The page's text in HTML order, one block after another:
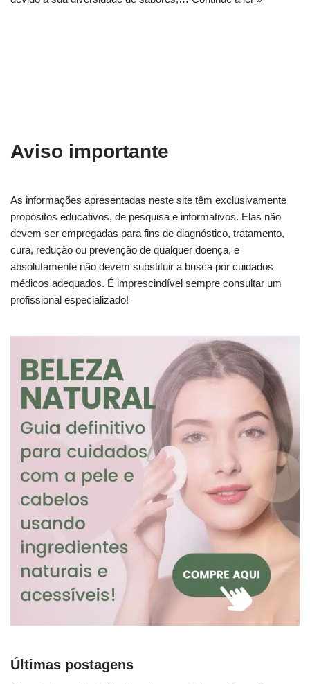
Aviso importante
As informações apresentadas neste site têm exclusivamente
propósitos educativos, de pesquisa e informativos. Elas não
devem ser empregadas para fins de diagnóstico, tratamento,
cura, redução ou prevenção de qualquer doença, e
absolutamente não devem substituir a busca por cuidados
médicos adequados. É imprescindível sempre consultar um
profissional especializado!
Últimas postagens